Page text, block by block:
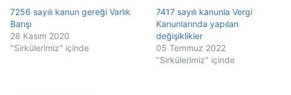
7256 sayılı kanun gereği Varlık
Barışı
28 Kasım 2020
"Sirkülerimiz" içinde
7417 sayılı kanunla Vergi
Kanunlarında yapılan
değişiklikler
05 Temmuz 2022
"Sirkülerimiz" içinde